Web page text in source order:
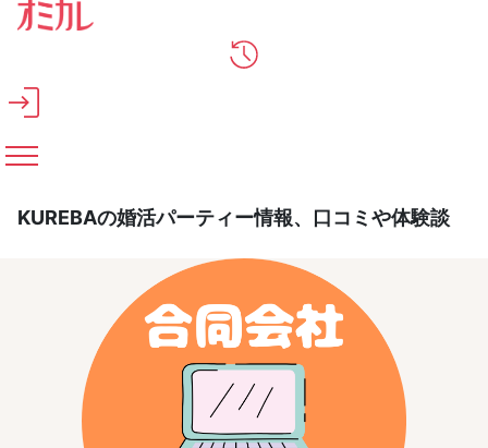
メインコンテンツへスキップ
KUREBAの婚活パーティー情報、口コミや体験談